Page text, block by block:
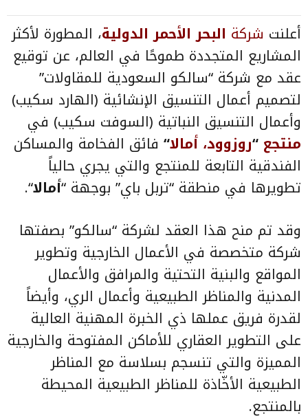
أعلنت شركة البحر الأحمر الدولية، المطورة لأكثر
المشاريع المتجددة طموحًا في العالم، عن توقيع
عقد مع شركة “سالكو السعودية للمقاولات”
لتصميم أعمال التنسيق الإنشائية (الهارد سكيب)
وأعمال التنسيق النباتية (السوفت سكيب) في
منتجع “روزوود، أمالا“ فائق الفخامة والمساكن
الفندقية التابعة للمنتجع والتي يجري حالياً
تطويرها في منطقة “تربل باي” بوجهة “أمالا“.
وقد تم منح هذا العقد لشركة “سالكو” بصفتها
شركة متخصصة في الأعمال الخارجية وتطوير
المواقع والبنية التحتية والمرافق والأعمال
المدنية والمناظر الطبيعية وأعمال الري، وأيضاً
لقدرة فريق عملها ذي الخبرة المهنية العالية
على التطوير العقاري للأماكن المفتوحة والخارجية
المميزة والتي تنسجم بسلاسة مع المناظر
الطبيعية الأخّاذة للمناظر الطبيعية المحيطة
بالمنتجع.